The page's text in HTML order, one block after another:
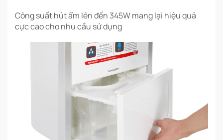
Công suất hút ẩm lên đến 345W mang lại hiệu quả
cực cao cho nhu cầu sử dụng